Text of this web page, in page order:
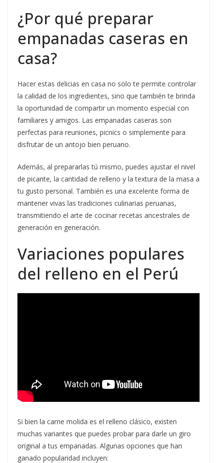
¿Por qué preparar
empanadas caseras en
casa?
Hacer estas delicias en casa no solo te permite controlar
la calidad de los ingredientes, sino que también te brinda
la oportunidad de compartir un momento especial con
familiares y amigos. Las empanadas caseras son
perfectas para reuniones, picnics o simplemente para
disfrutar de un antojo bien peruano.
Además, al prepararlas tú mismo, puedes ajustar el nivel
de picante, la cantidad de relleno y la textura de la masa a
tu gusto personal. También es una excelente forma de
mantener vivas las tradiciones culinarias peruanas,
transmitiendo el arte de cocinar recetas ancestrales de
generación en generación.
Variaciones populares
del relleno en el Perú
Si bien la carne molida es el relleno clásico, existen
muchas variantes que puedes probar para darle un giro
original a tus empanadas. Algunas opciones que han
ganado popularidad incluyen: